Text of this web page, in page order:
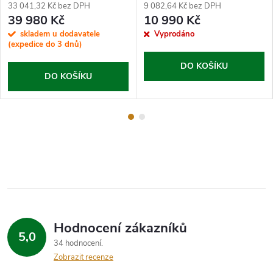
33 041,32 Kč bez DPH
39 980 Kč
skladem u dodavatele
(expedice do 3 dnů)
DO KOŠÍKU
9 082,64 Kč bez DPH
10 990 Kč
Vyprodáno
DO KOŠÍKU
5,0 Hodnocení zákazníků
34 hodnocení
Zobrazit recenze